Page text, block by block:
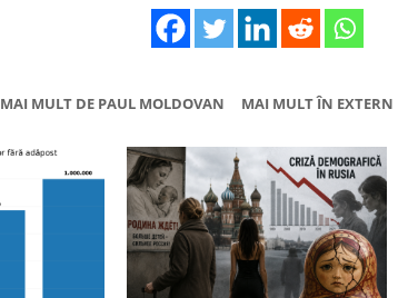
MAI MULT DE PAUL MOLDOVAN MAI MULT ÎN EXTERN